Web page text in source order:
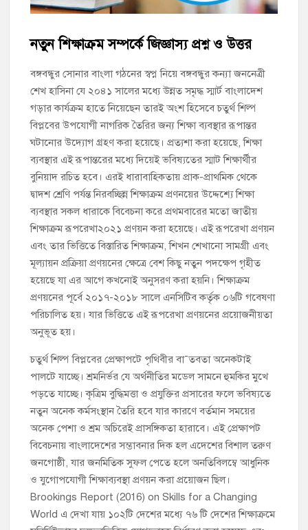
চাঁদপুর সদর উপজেলা বিএনপির উপদেষ্টা মন্ডলীসহ ১০১ সদস্য বিশিষ্ট
সম্ভাব্য মেয়র প্রার্থী অ্যাডভোকেট ওমর ফারুক খান টিটু
চাঁদপুর পৌর বিএনপির উপদেষ্টা মন্ডলীসহ ১০১ সদস্য বিশিষ্ট পূর্ণাঙ্গ
কমিটি অনুমোদন
হাইমচরের হালিম চত্বরের দোকান উচ্ছেদ, ১০ হাজার টাকা জরিমানা
মঞ্চে নয়, নেতাকর্মীদের সারিতে বসে মতবিনিময় করলেন শিক্ষামন্ত্রী আ,ন,ম
এহসানুল হক মিলন
চাঁদপুর জেলা বিএনপির সিনিয়র সহ-সভাপতি মাহবুব আনোয়ার বাবলুর
মৃত্যুতে স্মরণ সভা ও দোয়া মাহফিল
নতুন শিক্ষাক্রম সম্পর্কে জিজ্ঞাস্য প্রশ্ন ও উত্তর
বঙ্গবন্ধুর সোনার বাংলা গঠনের স্বপ্ন নিয়ে বঙ্গবন্ধুর কন্যা জননেত্রী
শেখ হাসিনা যে ২০৪১ সালের মধ্যে উন্নত সমৃদ্ধ স্মার্ট বাংলাদেশ
গড়ার কার্যক্রম হাতে নিয়েছেন তারই অংশ হিসেবে চতুর্থ শিল্প
বিপ্লবের উপযোগী নাগরিক তৈরির জন্য শিক্ষা ব্যবস্থার রূপান্তর
ঘটানোর উদ্যোগ গ্রহণ করা হয়েছে। প্রত্যশা করা হয়েছে, শিক্ষা
ব্যবস্থার এই রূপান্তরের মধ্যে দিয়েই ভবিষ্যতের স্মাট শিক্ষার্থীর
বুনিয়াদ রচিত হবে। এরই ধারাবাহিকতায় প্রাক-প্রাথমিক থেকে
দ্বাদশ শ্রেণি পর্যন্ত নিরবচ্ছিন্ন শিক্ষাক্রম প্রণনয়ের উদ্দেশ্যে শিক্ষা
ব্যবস্থার সকল ধারাকে বিবেচনা করে প্রথমবারের মতো জাতীয়
শিক্ষাক্রম রূপরেখা২০২১ প্রণয়ন করা হয়েছে। এই রূপরেখা প্রণয়ন
এবং তার ভিত্তিতে বিস্তারিত শিক্ষাক্রম, শিখন শেখানো সামগ্রী এবং
মূল্যায়ন প্রক্রিয়া প্রণয়নের ক্ষেত্রে বেশ কিছু নতুন পদক্ষেপ গৃহীত
হয়েছে যা এর আগে কখনোই অনুসরণ করা হয়নি। শিক্ষাক্রম
প্রণয়নের পূর্বে ২০১৭-২০১৮ সালে এনসিটিব কর্তৃক ০৬টি গবেষণা
পরিচালিত হয়। যার ভিত্তিতে এই রূপরেখা প্রণয়নের প্রয়োজনীয়তা
অনুভূত হয়।
চতুর্থ শিল্প বিপ্লবের প্রেক্ষাপটে পৃথিবীর বা¯তবতা অনেকটাই
পালটে যাচ্ছে। শ্রমনির্ভর যে অর্থনীতির মডেল সামনে হুমকির মুখে
পড়তে যাচ্ছে। কৃত্রিম বুদ্ধিমত্তা ও প্রযুক্তির প্রসারের ফলে ভবিষ্যতে
নতুন অনেক কর্মসংস্থান তৈরি হবে যার কারণে বর্তমান সময়ের
অনেক পেশা ও শ্রম অচিরেই প্রাসঙ্গিকতা হারাবে। এই প্রেক্ষাপট
বিবেচনায় বাংলাদেশের সম্ভাবনার দিক হল এদেশের বিশাল তরুণ
জনগোষ্ঠী, যার জনমিতিক সুফল পেতে হলে অনতিবিলম্বে আধুনিক
ও যুগোপযোগী শিক্ষাব্যবস্থা প্রণয়ন করা প্রয়োজন ছিল।
Brookings Report (2016) on Skills for a Changing
World এ দেখা যায় ১০২টি দেশের মধ্যে ৭৬ টি দেশের শিক্ষাক্রমে